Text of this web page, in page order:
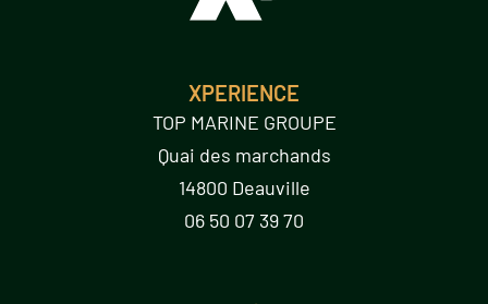
XPERIENCE
TOP MARINE GROUPE
Quai des marchands
14800 Deauville
06 50 07 39 70